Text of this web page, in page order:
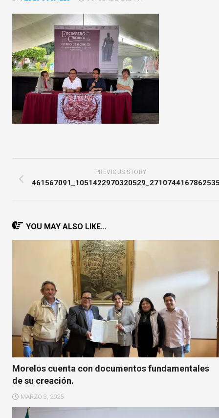
PREVIOUS STORY
YOU MAY ALSO LIKE...
Morelos cuenta con documentos fundamentales
de su creación.
MARZO 3, 2025